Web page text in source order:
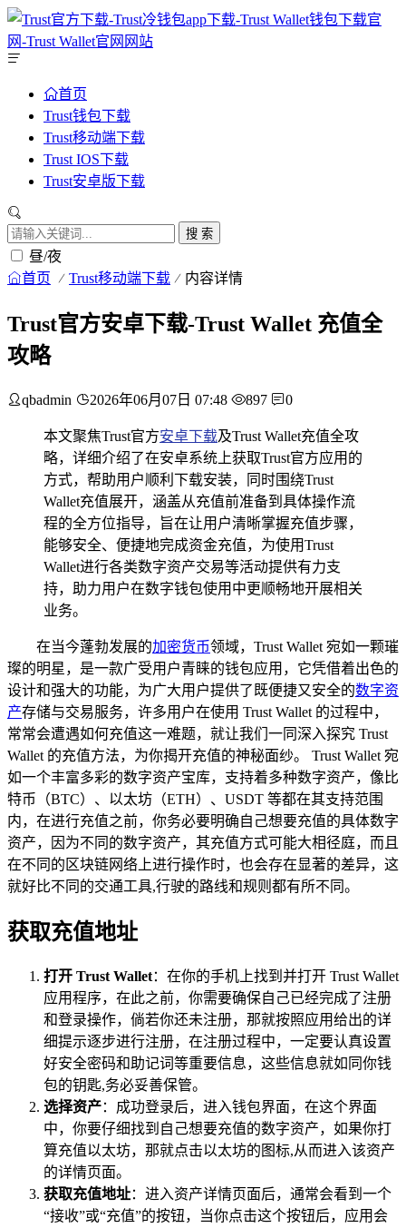
首页
Trust钱包下载
Trust移动端下载
Trust IOS下载
Trust安卓版下载
搜 索
昼/夜
首页 Trust移动端下载 内容详情
Trust官方安卓下载-Trust Wallet 充值全
攻略
qbadmin 2026年06月07日 07:48 897 0
本文聚焦Trust官方安卓下载及Trust Wallet充值全攻
略，详细介绍了在安卓系统上获取Trust官方应用的
方式，帮助用户顺利下载安装，同时围绕Trust
Wallet充值展开，涵盖从充值前准备到具体操作流
程的全方位指导，旨在让用户清晰掌握充值步骤，
能够安全、便捷地完成资金充值，为使用Trust
Wallet进行各类数字资产交易等活动提供有力支
持，助力用户在数字钱包使用中更顺畅地开展相关
业务。
在当今蓬勃发展的加密货币领域，Trust Wallet 宛如一颗璀
璨的明星，是一款广受用户青睐的钱包应用，它凭借着出色的
设计和强大的功能，为广大用户提供了既便捷又安全的数字资
产存储与交易服务，许多用户在使用 Trust Wallet 的过程中，
常常会遭遇如何充值这一难题，就让我们一同深入探究 Trust
Wallet 的充值方法，为你揭开充值的神秘面纱。 Trust Wallet 宛
如一个丰富多彩的数字资产宝库，支持着多种数字资产，像比
特币（BTC）、以太坊（ETH）、USDT 等都在其支持范围
内，在进行充值之前，你务必要明确自己想要充值的具体数字
资产，因为不同的数字资产，其充值方式可能大相径庭，而且
在不同的区块链网络上进行操作时，也会存在显著的差异，这
就好比不同的交通工具,行驶的路线和规则都有所不同。
获取充值地址
打开 Trust Wallet：在你的手机上找到并打开 Trust Wallet
应用程序，在此之前，你需要确保自己已经完成了注册
和登录操作，倘若你还未注册，那就按照应用给出的详
细提示逐步进行注册，在注册过程中，一定要认真设置
好安全密码和助记词等重要信息，这些信息就如同你钱
包的钥匙,务必妥善保管。
选择资产：成功登录后，进入钱包界面，在这个界面
中，你要仔细找到自己想要充值的数字资产，如果你打
算充值以太坊，那就点击以太坊的图标,从而进入该资产
的详情页面。
获取充值地址：进入资产详情页面后，通常会看到一个
“接收”或“充值”的按钮，当你点击这个按钮后，应用会